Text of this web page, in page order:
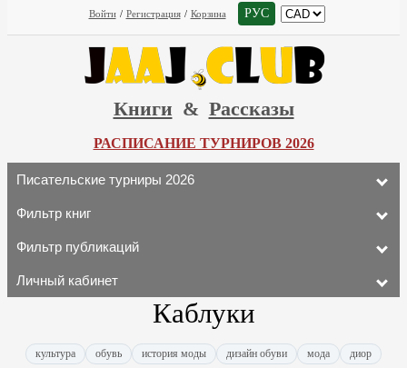
Войти / Регистрация / Корзина РУС
Книги & Рассказы
РАСПИСАНИЕ ТУРНИРОВ 2026
Писательские турниры 2026
Фильтр книг
Фильтр публикаций
Личный кабинет
Каблуки
культура обувь история моды дизайн обуви мода диор